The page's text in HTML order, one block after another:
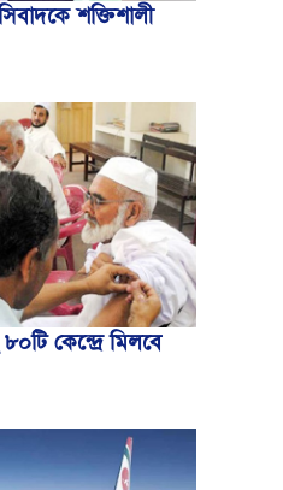
শক্তিশালী
কেন্দ্রে মিলবে